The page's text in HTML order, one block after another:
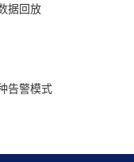
据回放
告警模式